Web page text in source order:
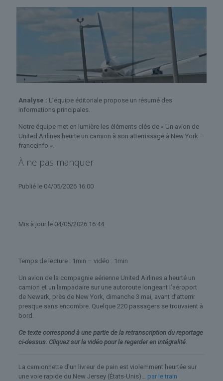
Analyse : L’équipe éditoriale propose un résumé des
informations principales.
Notre équipe met en lumière les éléments clés de « Un avion de
United Airlines heurte un camion à son atterrissage à New York –
franceinfo ».
À ne pas manquer
Publié le 04/05/2026 16:00
Mis à jour le 04/05/2026 16:44
Temps de lecture : 1min – vidéo : 1min
Un avion de la compagnie aérienne United Airlines a heurté un
camion et un lampadaire sur une autoroute longeant l’aéroport
de Newark, près de New York, dimanche 3 mai, avant d’atterrir
presque sans encombre. Quelque 220 passagers se trouvaient à
bord.
Ce texte correspond à une partie de la retranscription du reportage
ci-dessus. Cliquez sur la vidéo pour la regarder en intégralité.
La camionnette d’un livreur de pain est violemment heurtée sur
une voie rapide du New Jersey (États-Unis)… par le train